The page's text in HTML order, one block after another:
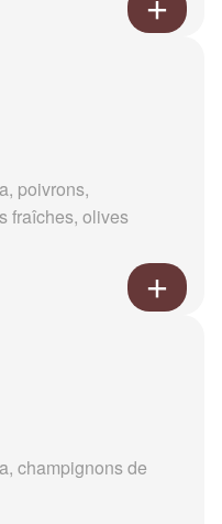
poivrons,
fraîches, olives
champignons de